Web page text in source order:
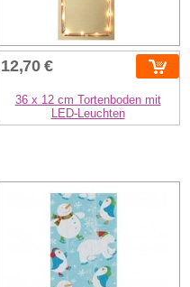
12,70 €
36 x 12 cm Tortenboden mit
LED-Leuchten